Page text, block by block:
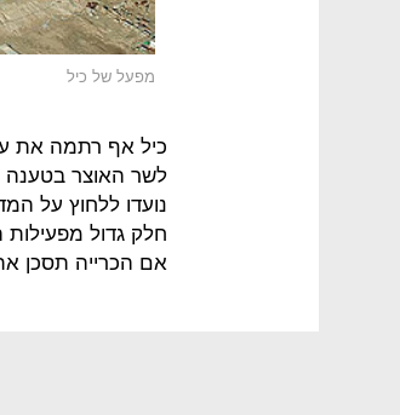
מפעל של כיל
כיל אף רתמה את
לשר האוצר בטענה
נועדו ללחוץ על
חלק גדול מפעילות
אם הכרייה תסכן